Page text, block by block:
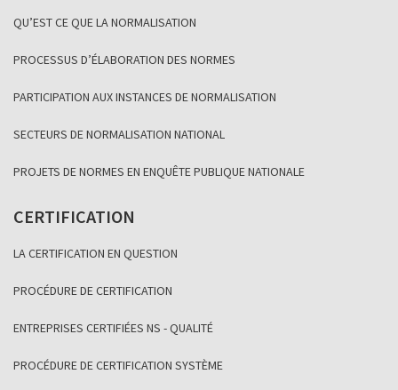
QU’EST CE QUE LA NORMALISATION
PROCESSUS D’ÉLABORATION DES NORMES
PARTICIPATION AUX INSTANCES DE NORMALISATION
SECTEURS DE NORMALISATION NATIONAL
PROJETS DE NORMES EN ENQUÊTE PUBLIQUE NATIONALE
CERTIFICATION
LA CERTIFICATION EN QUESTION
PROCÉDURE DE CERTIFICATION
ENTREPRISES CERTIFIÉES NS - QUALITÉ
PROCÉDURE DE CERTIFICATION SYSTÈME